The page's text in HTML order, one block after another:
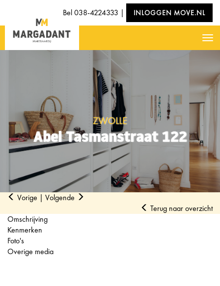
Bel038-4224333 | INLOGGEN MOVE.NL
Abel Tasmanstraat 122
ZWOLLE
Vorige | Volgende
Terug naar overzicht
Omschrijving
Kenmerken
Foto's
Overige media